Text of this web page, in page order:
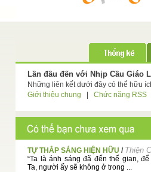
Lần đầu đến với Nhịp Cầu Giáo
Những liên kết dưới đây có thể hữu
Giới thiệu chung
Chức năng RSS
TỰ THẮP SÁNG HIỆN HỮU / Thiện
“Ta là ánh sáng đã đến thế gian,
Ta, người ấy sẽ không ở trong ...